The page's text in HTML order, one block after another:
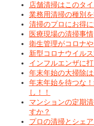
店舗清掃はこのタ
業務用清掃の種別
清掃のプロにお得
医療現場の清掃事情
衛生管理がコロナ
新型コロナウイル
インフルエンザに
年末年始の大掃除
年末年始を待つな
し！！
マンションの定期
すか？
プロの清掃とシェ